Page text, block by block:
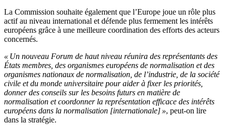
La Commission souhaite également que l’Europe joue un rôle plus
actif au niveau international et défende plus fermement les intérêts
européens grâce à une meilleure coordination des efforts des acteurs
concernés.
« Un nouveau Forum de haut niveau réunira des représentants des
États membres, des organismes européens de normalisation et des
organismes nationaux de normalisation, de l’industrie, de la société
civile et du monde universitaire pour aider à fixer les priorités,
donner des conseils sur les besoins futurs en matière de
normalisation et coordonner la représentation efficace des intérêts
européens dans la normalisation [internationale] », peut-on lire
dans la stratégie.